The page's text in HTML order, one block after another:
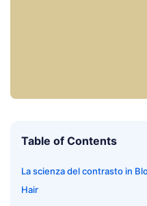
Table of Contents
La scienza del contrasto in
Hair